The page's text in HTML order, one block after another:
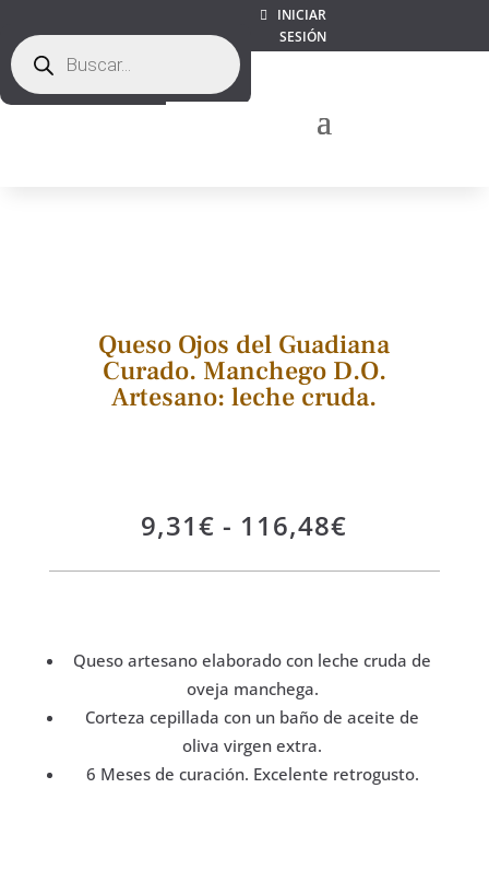
Búsqueda
de
productos
INICIAR
SESIÓN
Queso Ojos del Guadiana
Curado. Manchego D.O.
Artesano: leche cruda.
9,31€ - 116,48€
precios:
hasta
116,48€
Queso artesano elaborado con leche cruda de
oveja manchega.
Corteza cepillada con un baño de aceite de
oliva virgen extra.
6 Meses de curación. Excelente retrogusto.